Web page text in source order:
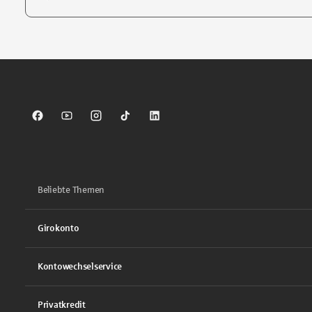
Sparkasse auf Facebook
Sparkasse auf Youtube
Sparkasse auf Instagram
Sparkasse auf TikTok
Sparkasse auf LinkedIn
Beliebte Themen
Girokonto
Kontowechselservice
Privatkredit